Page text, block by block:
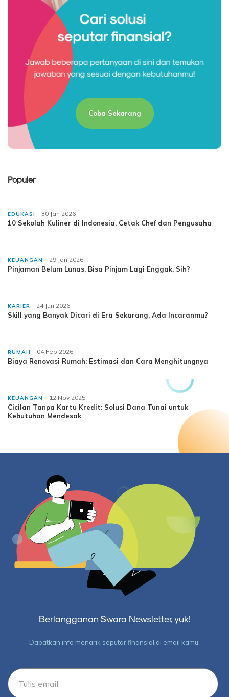
Coba Sekarang
Populer
EDUKASI 30 Jan 2026
10 Sekolah Kuliner di Indonesia, Cetak Chef dan Pengusaha
KEUANGAN 29 Jan 2026
Pinjaman Belum Lunas, Bisa Pinjam Lagi Enggak, Sih?
KARIER 24 Jun 2026
Skill yang Banyak Dicari di Era Sekarang, Ada Incaranmu?
RUMAH 04 Feb 2026
Biaya Renovasi Rumah: Estimasi dan Cara Menghitungnya
KEUANGAN 12 Nov 2025
Cicilan Tanpa Kartu Kredit: Solusi Dana Tunai untuk
Kebutuhan Mendesak
Berlangganan Swara Newsletter, yuk!
Dapatkan info menarik seputar finansial di email kamu.